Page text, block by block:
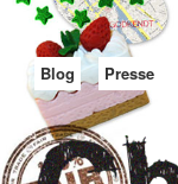
Blog Presse